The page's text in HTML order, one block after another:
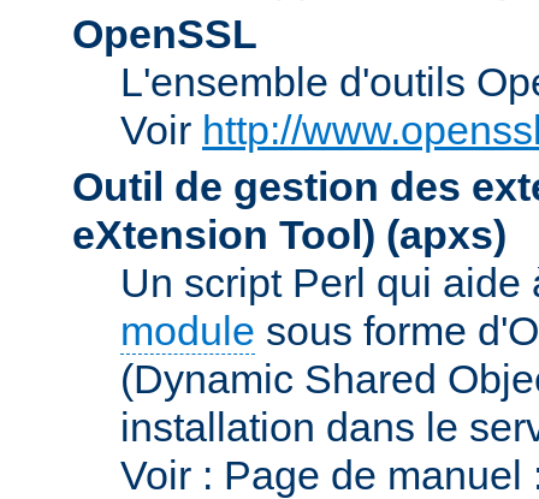
OpenSSL
L'ensemble d'outils
Voir http://
Outil de gestion des
eXtension Tool) (apxs)
Un script Perl qui
module sous forme
(Dynamic Shared
installation dans le
Voir : Page de